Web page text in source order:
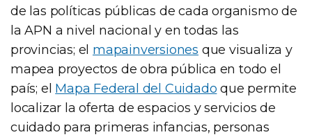
de las políticas públicas de cada organismo de
la APN a nivel nacional y en todas las
provincias; el mapainversiones que visualiza y
mapea proyectos de obra pública en todo el
país; el Mapa Federal del Cuidado que permite
localizar la oferta de espacios y servicios de
cuidado para primeras infancias, personas